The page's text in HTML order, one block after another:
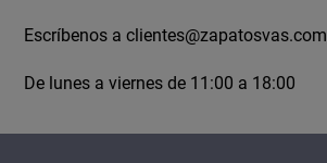
Escríbenos aclientes@zapatosvas.com
De lunes a viernes de 11:00 a 18:00